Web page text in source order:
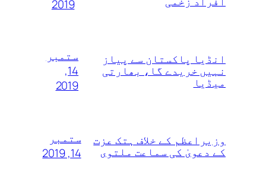
2019
انڈیا پاکستان سے پیاز
نہیں خریدے گا، بھارتی
میڈیا
ستمبر
14,
2019
وزیراعظم کے خلاف ہتک عزت
کے دعویٰ کی سماعت ملتوی
ستمبر
14, 2019